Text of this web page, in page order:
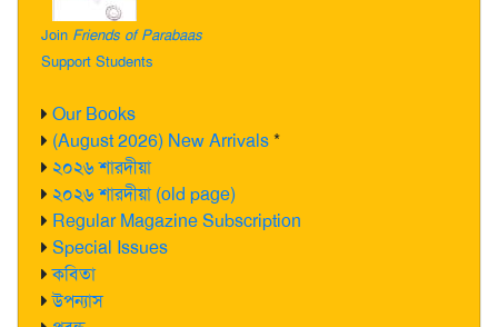
Join Friends of Parabaas
Support Students
Our Books
(August 2026) New Arrivals*
২০২৬ শারদীয়া
২০২৬ শারদীয়া (old page)
Regular Magazine Subscription
Special Issues
কবিতা
উপন্যাস